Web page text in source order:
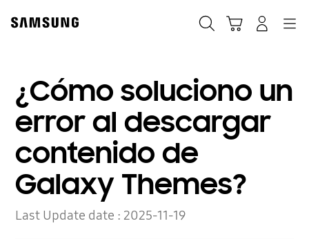
content
¿Cómo soluciono un
error al descargar
contenido de
Galaxy Themes?
Last Update date :2025-11-19